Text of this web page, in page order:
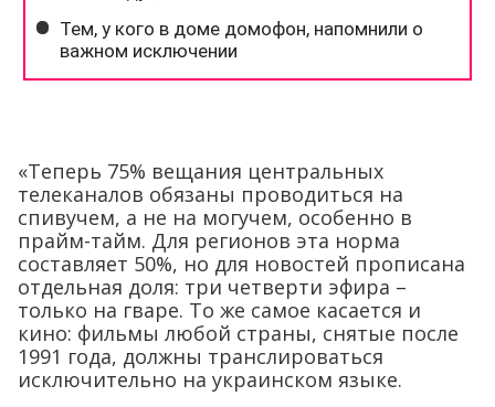
«Теперь 75% вещания центральных
телеканалов обязаны проводиться на
спивучем, а не на могучем, особенно в
прайм-тайм. Для регионов эта норма
составляет 50%, но для новостей прописана
отдельная доля: три четверти эфира –
только на гваре. То же самое касается и
кино: фильмы любой страны, снятые после
1991 года, должны транслироваться
исключительно на украинском языке.